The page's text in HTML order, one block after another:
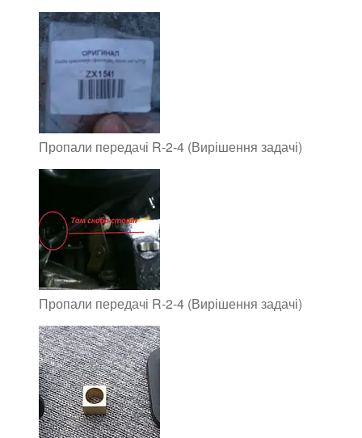
Пропали передачі R-2-4 (Вирішення задачі)
Пропали передачі R-2-4 (Вирішення задачі)